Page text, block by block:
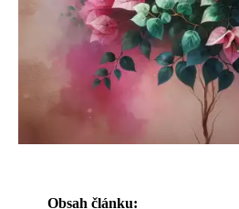
Obsah článku: